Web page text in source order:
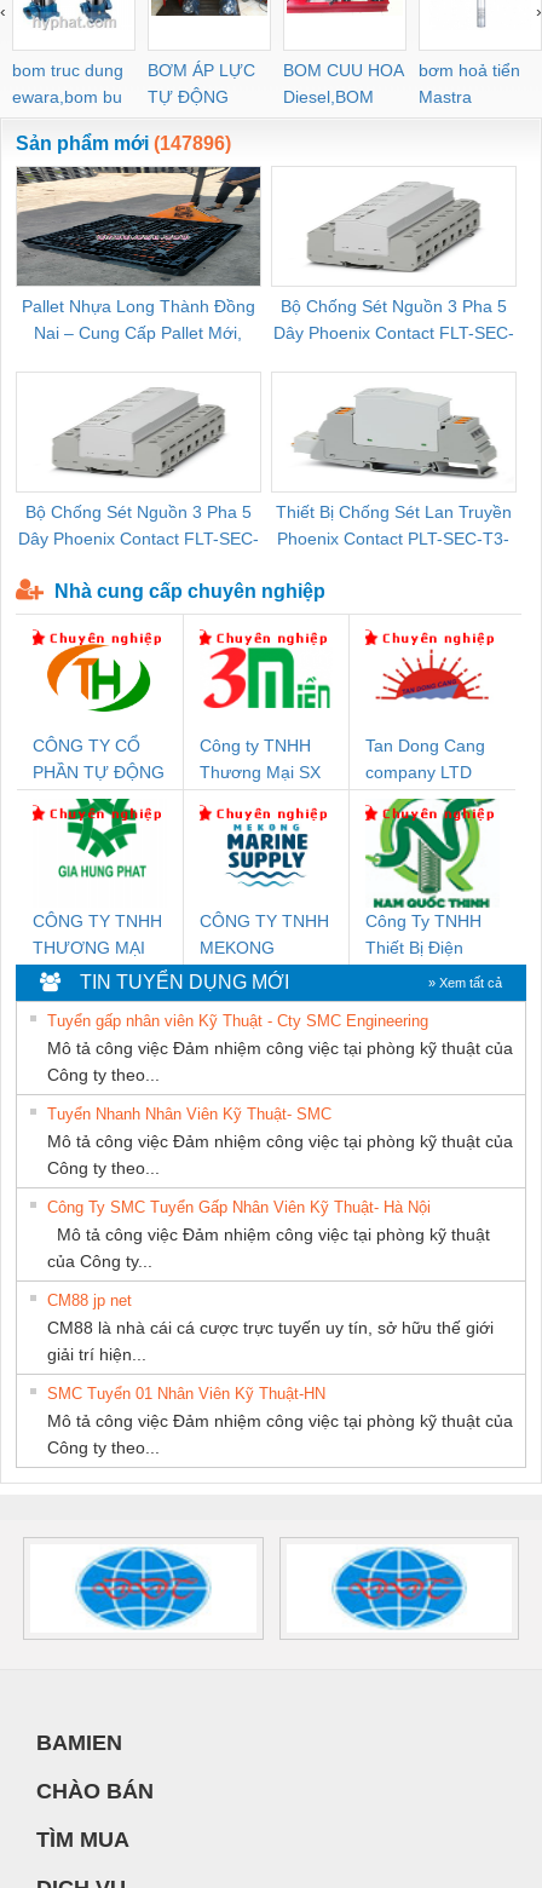
bom truc dung
ewara,bom bu
ewara
BƠM ÁP LỰC
TỰ ĐỘNG
BOM CUU HOA
Diesel,BOM
CHUA CHAY
bơm hoả tiển
Mastra
‹ ›
Sản phẩm mới (147896)
Pallet Nhựa Long Thành Đồng
Nai – Cung Cấp Pallet Mới,
Bộ Chống Sét Nguồn 3 Pha 5
Dây Phoenix Contact FLT-SEC-
Bộ Chống Sét Nguồn 3 Pha 5
Dây Phoenix Contact FLT-SEC-
Thiết Bị Chống Sét Lan Truyền
Phoenix Contact PLT-SEC-T3-
Nhà cung cấp chuyên nghiệp
CÔNG TY CỔ
PHẦN TỰ ĐỘNG
TIẾN HƯNG
Công ty TNHH
Thương Mại SX
Tan Dong Cang
company LTD
CÔNG TY TNHH
THƯƠNG MẠI
DỊCH VỤ KỸ
THUẬT ĐIỆN CƠ
GIA HƯNG PHÁT
CÔNG TY TNHH
MEKONG
MARINE
SUPPLY
Công Ty TNHH
Thiết Bị Điện
Nam Quốc Thịnh
TIN TUYỂN DỤNG MỚI » Xem tất cả
Tuyển gấp nhân viên Kỹ Thuật - Cty SMC Engineering
Mô tả công việc Đảm nhiệm công việc tại phòng kỹ thuật của
Công ty theo...
Tuyển Nhanh Nhân Viên Kỹ Thuật- SMC
Mô tả công việc Đảm nhiệm công việc tại phòng kỹ thuật của
Công ty theo...
Công Ty SMC Tuyển Gấp Nhân Viên Kỹ Thuật- Hà Nội
Mô tả công việc Đảm nhiệm công việc tại phòng kỹ thuật
của Công ty...
CM88 jp net
CM88 là nhà cái cá cược trực tuyến uy tín, sở hữu thế giới
giải trí hiện...
SMC Tuyển 01 Nhân Viên Kỹ Thuật-HN
Mô tả công việc Đảm nhiệm công việc tại phòng kỹ thuật của
Công ty theo...
BAMIEN
CHÀO BÁN
TÌM MUA